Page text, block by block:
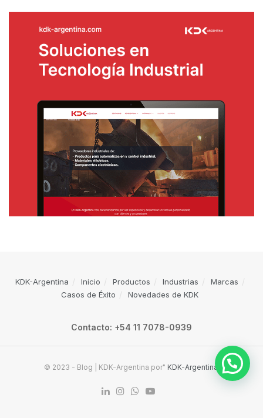
KDK-Argentina Inicio Productos Industrias
Marcas
Casos de Éxito
Novedades de KDK
Contacto: +54 11 7078-0939
© 2023 - Blog | KDK-Argentina por" KDK-Argentina